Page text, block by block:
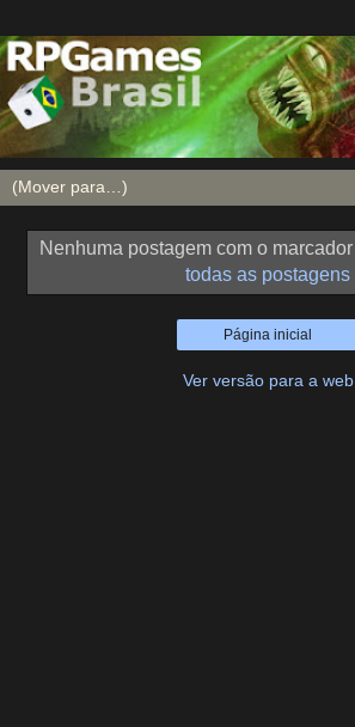
Nenhuma postagem com o marcador
todas as postagens
Página inicial
Ver versão para a web